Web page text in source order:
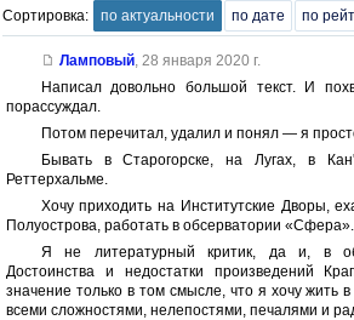
Сортировка: по актуальности по дате по
Ламповый, 28 января 2020 г.
Написал довольно большой текст. И
порассуждал.
Потом перечитал, удалил и понял — я
Бывать в Старогорске, на Лугах, в
Реттерхальме.
Хочу приходить на Институтские Дворы,
Полуострова, работать в обсерватории «Сфера».
Я не литературный критик, да и, в
Достоинства и недостатки произведений
значение только в том смысле, что я хочу
всеми сложностями, нелепостями, печалями и